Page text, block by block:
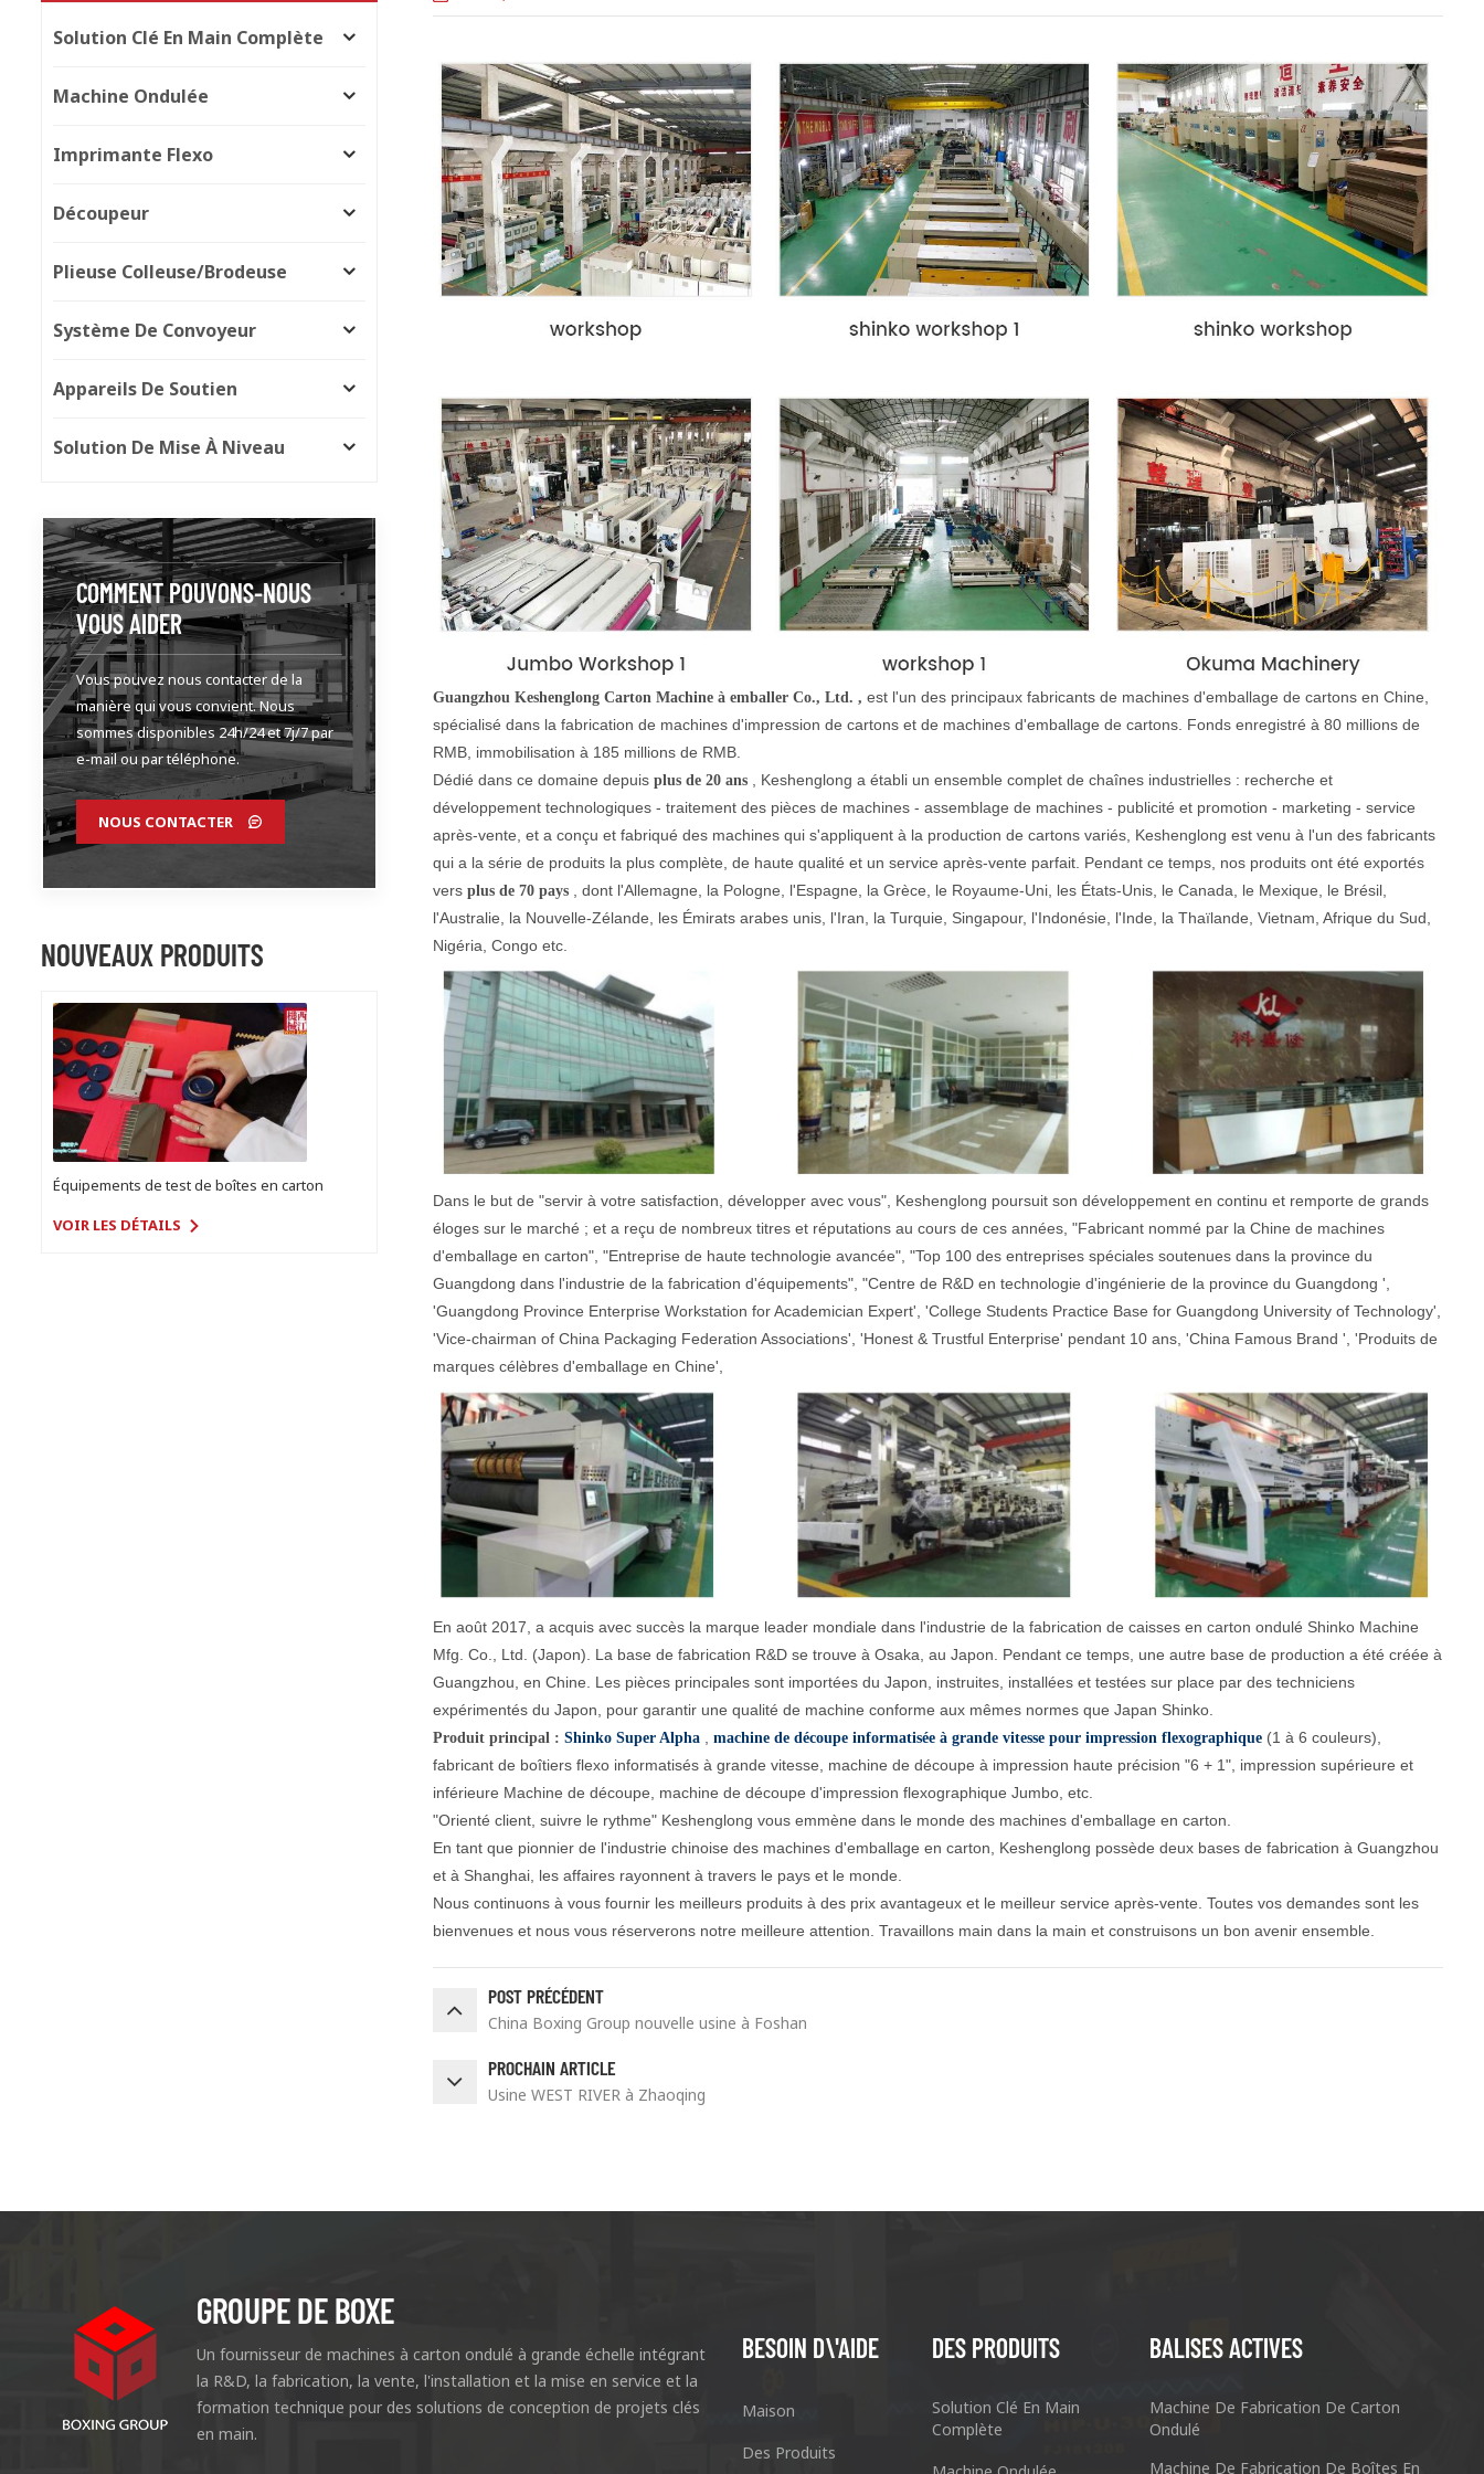
Guangzhou Keshenglong Carton Machine à emballer Co., Ltd. , est l'un des principaux fabricants de machines d'emballage de cartons en Chine,
spécialisé dans la fabrication de machines d'impression de cartons et de machines d'emballage de cartons. Fonds enregistré à 80 millions de
RMB, immobilisation à 185 millions de RMB.
Dédié dans ce domaine depuis plus de 20 ans
, Keshenglong a établi un ensemble complet de chaînes industrielles : recherche et
développement technologiques - traitement des pièces de machines - assemblage de machines - publicité et promotion - marketing - service
après-vente, et a conçu et fabriqué des machines qui s'appliquent à la production de cartons variés, Keshenglong est venu à l'un des fabricants
qui a la série de produits la plus complète, de haute qualité et un service après-vente parfait. Pendant ce temps, nos produits ont été exportés
vers plus de 70 pays
, dont l'Allemagne, la Pologne, l'Espagne, la Grèce, le Royaume-Uni, les États-Unis, le Canada, le Mexique, le Brésil,
l'Australie, la Nouvelle-Zélande, les Émirats arabes unis, l'Iran, la Turquie, Singapour, l'Indonésie, l'Inde, la Thaïlande, Vietnam, Afrique du Sud,
Nigéria, Congo etc.
Dans le but de "servir à votre satisfaction, développer avec vous", Keshenglong poursuit son développement en continu et remporte de grands
éloges sur le marché ; et a reçu de nombreux titres et réputations au cours de ces années, "Fabricant nommé par la Chine de machines
d'emballage en carton", "Entreprise de haute technologie avancée", "Top 100 des entreprises spéciales soutenues dans la province du
Guangdong dans l'industrie de la fabrication d'équipements", "Centre de R&D en technologie d'ingénierie de la province du Guangdong ',
'Guangdong Province Enterprise Workstation for Academician Expert', 'College Students Practice Base for Guangdong University of Technology',
'Vice-chairman of China Packaging Federation Associations', 'Honest & Trustful Enterprise' pendant 10 ans, 'China Famous Brand ', 'Produits de
marques célèbres d'emballage en Chine',
En août 2017, a acquis avec succès la marque leader mondiale dans l'industrie de la fabrication de caisses en carton ondulé Shinko Machine
Mfg. Co., Ltd. (Japon). La base de fabrication R&D se trouve à Osaka, au Japon. Pendant ce temps, une autre base de production a été créée à
Guangzhou, en Chine. Les pièces principales sont importées du Japon, instruites, installées et testées sur place par des techniciens
expérimentés du Japon, pour garantir une qualité de machine conforme aux mêmes normes que Japan Shinko.
Produit principal : Shinko Super Alpha , machine de découpe informatisée à grande vitesse pour impression flexographique (1 à 6 couleurs),
fabricant de boîtiers flexo informatisés à grande vitesse, machine de découpe à impression haute précision "6 + 1", impression supérieure et
inférieure Machine de découpe, machine de découpe d'impression flexographique Jumbo, etc.
"Orienté client, suivre le rythme" Keshenglong vous emmène dans le monde des machines d'emballage en carton.
En tant que pionnier de l'industrie chinoise des machines d'emballage en carton, Keshenglong possède deux bases de fabrication à Guangzhou
et à Shanghai, les affaires rayonnent à travers le pays et le monde.
Nous continuons à vous fournir les meilleurs produits à des prix avantageux et le meilleur service après-vente. Toutes vos demandes sont les
bienvenues et nous vous réserverons notre meilleure attention. Travaillons main dans la main et construisons un bon avenir ensemble.
POST PRÉCÉDENT
China Boxing Group nouvelle usine à Foshan
PROCHAIN ARTICLE
Usine WEST RIVER à Zhaoqing
Solution Clé En Main Complète
Machine Ondulée
Imprimante Flexo
Découpeur
Plieuse Colleuse/brodeuse
Système De Convoyeur
Appareils De Soutien
Solution De Mise À Niveau
COMMENT POUVONS-NOUS
VOUS AIDER
Vous pouvez nous contacter de la
manière qui vous convient. Nous
sommes disponibles 24h/24 et 7j/7 par
e-mail ou par téléphone.
NOUS CONTACTER
NOUVEAUX PRODUITS
Équipements de test de boîtes en carton
VOIR LES DÉTAILS
GROUPE DE BOXE
Un fournisseur de machines à carton ondulé à grande échelle intégrant
la R&D, la fabrication, la vente, l'installation et la mise en service et la
formation technique pour des solutions de conception de projets clés
en main.
BESOIN D\'AIDE
Maison
Des Produits
DES PRODUITS
Solution Clé En Main
Complète
BALISES ACTIVES
Machine De Fabrication De Carton
Ondulé
Machine De Fabrication De Boîtes En